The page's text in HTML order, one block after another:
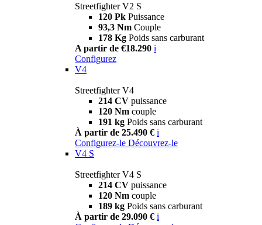
Streetfighter V2 S
120 Pk Puissance
93,3 Nm Couple
178 Kg Poids sans carburant
A partir de €18.290 i
Configurez
V4
Streetfighter V4
214 CV puissance
120 Nm couple
191 kg Poids sans carburant
À partir de 25.490 € i
Configurez-le Découvrez-le
V4 S
Streetfighter V4 S
214 CV puissance
120 Nm couple
189 kg Poids sans carburant
À partir de 29.090 € i